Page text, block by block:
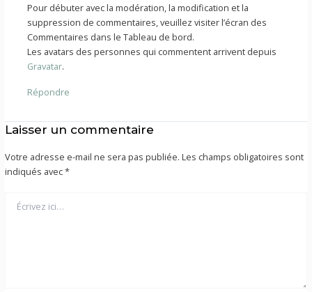
Pour débuter avec la modération, la modification et la
suppression de commentaires, veuillez visiter l’écran des
Commentaires dans le Tableau de bord.
Les avatars des personnes qui commentent arrivent depuis
Gravatar.
Répondre
Laisser un commentaire
Votre adresse e-mail ne sera pas publiée. Les champs obligatoires sont
indiqués avec*
ici…